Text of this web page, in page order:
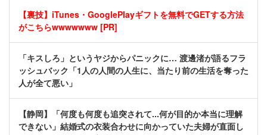
【裏技】iTunes・GooglePlayギフトを無料でGETする方法
がこちらwwwwwww [PR]
「キスしろ」というヤジからパニックに… 渡邊渚が語るフラ
ッシュバック「1人の人間の人生に、当たり前の生活を奪った
人が全て悪い」
【静岡】「何度も何度も追突されて...何が目的か本当に理解
できない」結婚式の衣装合わせに向かっていた夫婦が直面し